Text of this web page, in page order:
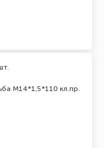
M14*1,5*110 кл.пр.